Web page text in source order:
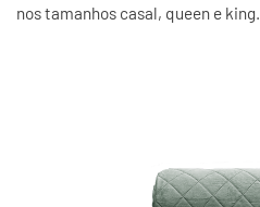
nos tamanhos casal, queen e king.